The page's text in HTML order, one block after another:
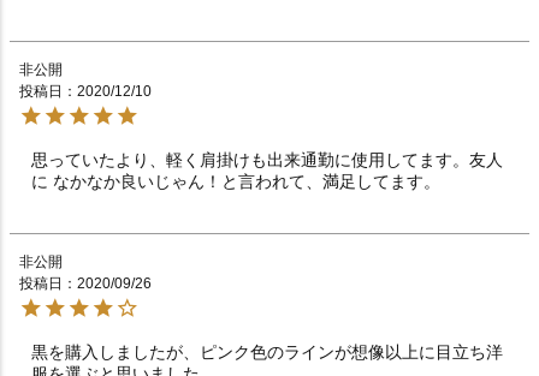
非公開
投稿日
2020/12/10
思っていたより、軽く肩掛けも出来通勤に使用してます。友人
に なかなか良いじゃん！と言われて、満足してます。
非公開
投稿日
2020/09/26
黒を購入しましたが、ピンク色のラインが想像以上に目立ち洋